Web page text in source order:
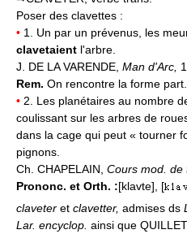
Poser des clavettes :
• 1. Un par un prévenus, les
clavetaient l'arbre.
J. DE LA VARENDE, Man d'Arc,
Rem. On rencontre la forme
• 2. Les planétaires au nombre
coulissant sur les arbres de
dans la cage qui peut « tourner
pignons.
Ch. CHAPELAIN, Cours mod. de
Prononc. et Orth. :[klavte], [
claveter et clavetter, admises ds
Lar. encyclop. ainsi que